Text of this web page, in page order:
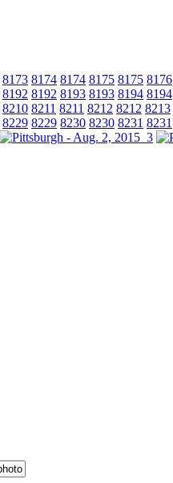
8173 8174 8174 8175 8175 8176
8192 8192 8193 8193 8194 8194
8210 8211 8211 8212 8212 8213
8229 8229 8230 8230 8231 8231